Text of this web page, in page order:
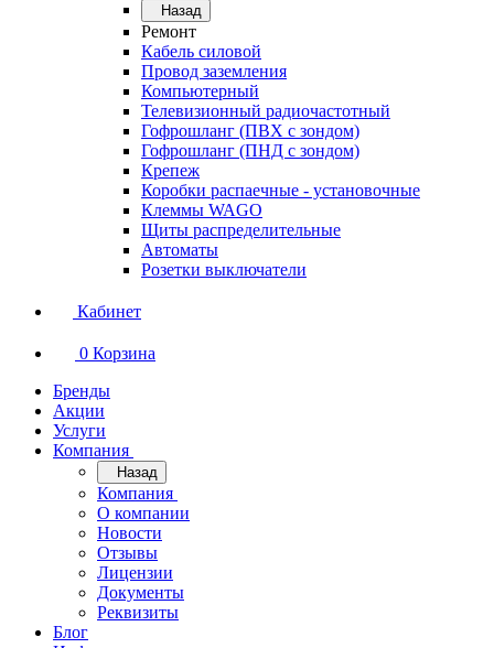
Назад
Ремонт
Кабель силовой
Провод заземления
Компьютерный
Телевизионный радиочастотный
Гофрошланг (ПВХ с зондом)
Гофрошланг (ПНД с зондом)
Крепеж
Коробки распаечные - установочные
Клеммы WAGO
Щиты распределительные
Автоматы
Розетки выключатели
Кабинет
0 Корзина
Бренды
Акции
Услуги
Компания
Назад
Компания
О компании
Новости
Отзывы
Лицензии
Документы
Реквизиты
Блог